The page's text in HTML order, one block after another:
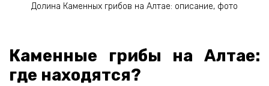
Долина Каменных грибов на Алтае: описание, фото
Каменные грибы на Алтае:
где находятся?